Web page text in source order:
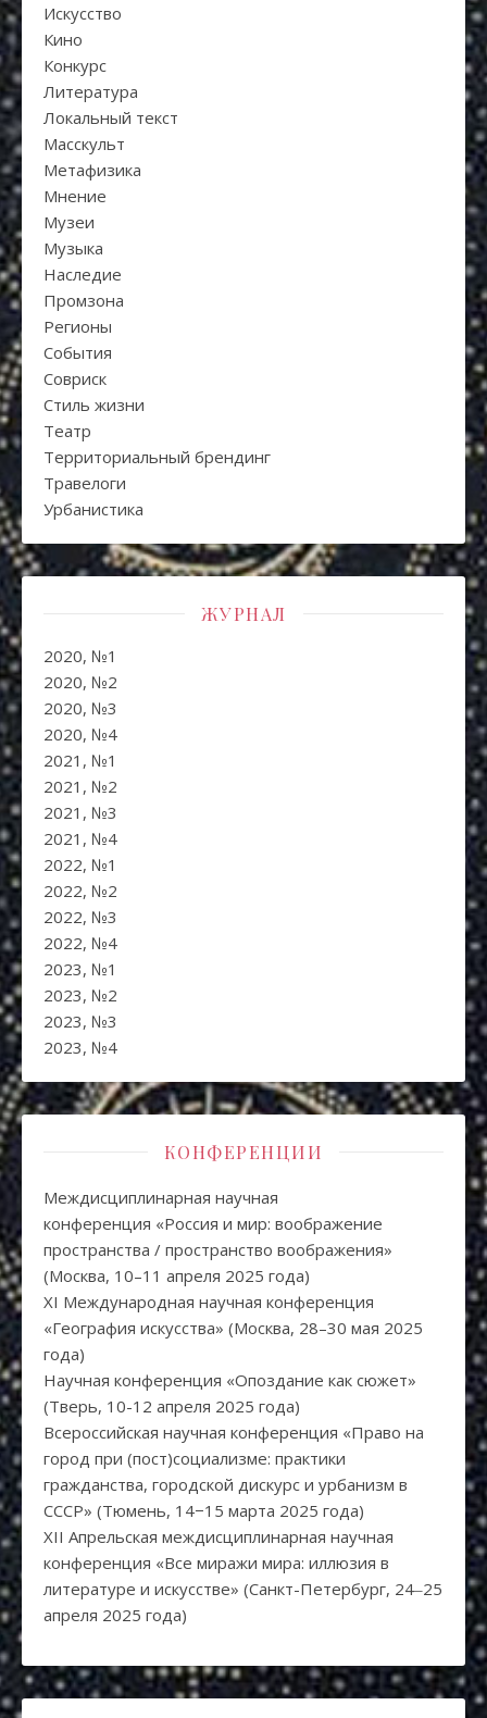
Искуcство
Кино
Конкурс
Литература
Локальный текст
Масскульт
Метафизика
Мнение
Музеи
Музыка
Наследие
Промзона
Регионы
События
Совриск
Стиль жизни
Театр
Территориальный брендинг
Травелоги
Урбанистика
ЖУРНАЛ
2020, №1
2020, №2
2020, №3
2020, №4
2021, №1
2021, №2
2021, №3
2021, №4
2022, №1
2022, №2
2022, №3
2022, №4
2023, №1
2023, №2
2023, №3
2023, №4
КОНФЕРЕНЦИИ
Междисциплинарная научная
конференция «Россия и мир: воображение
пространства / пространство воображения»
(Москва, 10–11 апреля 2025 года)
XI Международная научная конференция
«География искусства» (Москва, 28–30 мая 2025
года)
Научная конференция «Опоздание как сюжет»
(Тверь, 10-12 апреля 2025 года)
Всероссийская научная конференция «Право на
город при (пост)социализме: практики
гражданства, городской дискурс и урбанизм в
СССР» (Тюмень, 14−15 марта 2025 года)
XII Апрельская междисциплинарная научная
конференция «Все миражи мира: иллюзия в
литературе и искусстве» (Санкт-Петербург, 24‒25
апреля 2025 года)